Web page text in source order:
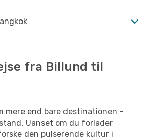
fra Billund til
mere end bare destinationen –
Uanset om du forlader
den pulserende kultur i